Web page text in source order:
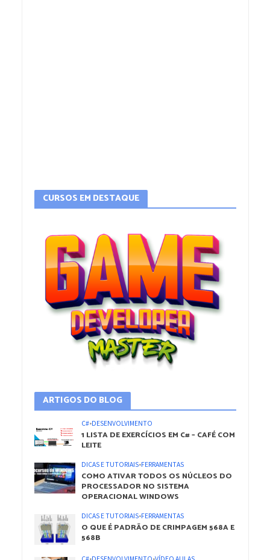
CURSOS EM DESTAQUE
ARTIGOS DO BLOG
C#•DESENVOLVIMENTO
1 LISTA DE EXERCÍCIOS EM C# – CAFÉ COM
LEITE
DICAS E TUTORIAIS•FERRAMENTAS
COMO ATIVAR TODOS OS NÚCLEOS DO
PROCESSADOR NO SISTEMA
OPERACIONAL WINDOWS
DICAS E TUTORIAIS•FERRAMENTAS
O QUE É PADRÃO DE CRIMPAGEM 568A E
568B